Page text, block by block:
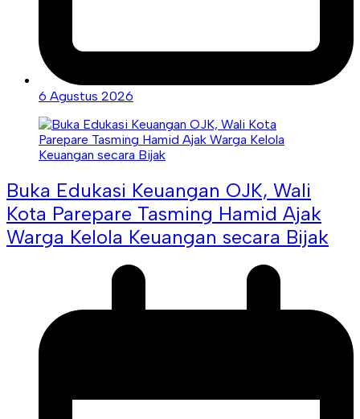
6 Agustus 2026
Buka Edukasi Keuangan OJK, Wali
Kota Parepare Tasming Hamid Ajak
Warga Kelola Keuangan secara Bijak